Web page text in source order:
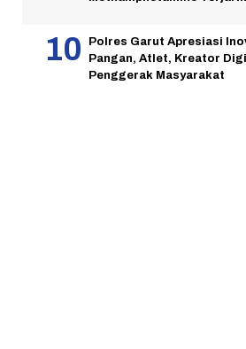
Polres Garut Apresiasi
Pangan, Atlet, Kreator
Penggerak Masyarakat